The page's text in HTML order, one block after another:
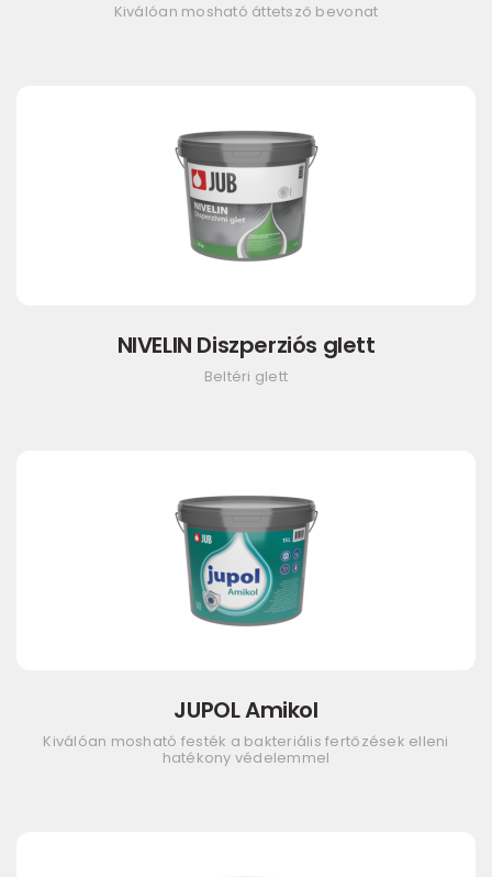
Kiválóan mosható áttetsző bevonat
NIVELIN Diszperziós glett
Beltéri glett
JUPOL Amikol
Kiválóan mosható festék a bakteriális fertőzések elleni
hatékony védelemmel